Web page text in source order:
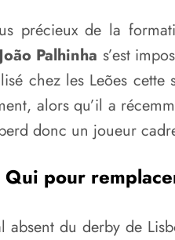
précieux de la
João Palhinha s’est
chez les Leões
alors qu’il a
donc un joueur
Qui pour
absent du derby de